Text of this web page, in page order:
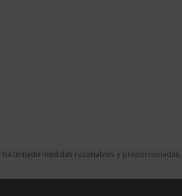
tomado medidas razonables y